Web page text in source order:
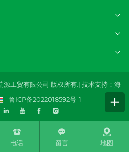
工贸有限公司 版权所有.| 技术支持：海
鲁ICP备2022018592号-1
电话 留言 地图